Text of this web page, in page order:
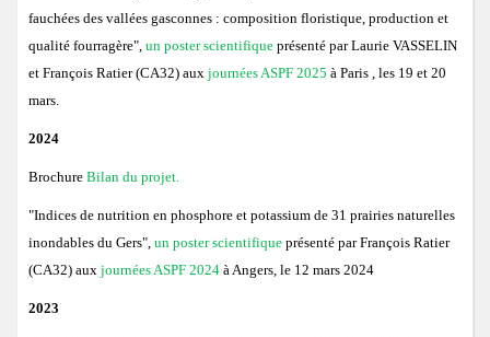
fauchées des vallées gasconnes : composition floristique, production et
qualité fourragère", un poster scientifique présenté par Laurie VASSELIN
et François Ratier (CA32) aux journées ASPF 2025 à Paris , les 19 et 20
mars.
2024
Brochure Bilan du projet.
"Indices de nutrition en phosphore et potassium de 31 prairies naturelles
inondables du Gers", un poster scientifique présenté par François Ratier
(CA32) aux journées ASPF 2024 à Angers, le 12 mars 2024
2023